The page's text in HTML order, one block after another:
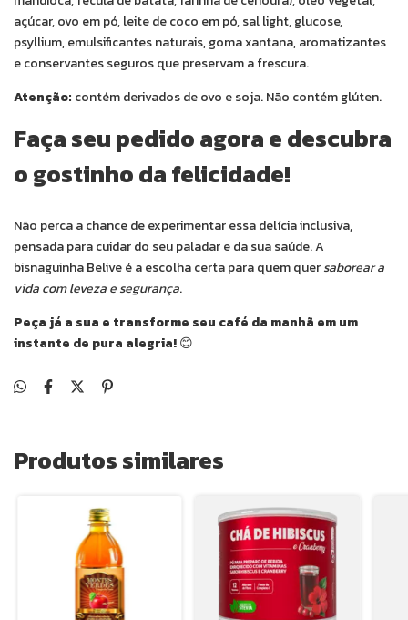
açúcar, ovo em pó, leite de coco em pó, sal light, glucose,
psyllium, emulsificantes naturais, goma xantana, aromatizantes
e conservantes seguros que preservam a frescura.
Atenção: contém derivados de ovo e soja. Não contém glúten.
Faça seu pedido agora e descubra
o gostinho da felicidade!
Não perca a chance de experimentar essa delícia inclusiva,
pensada para cuidar do seu paladar e da sua saúde. A
bisnaguinha Belive é a escolha certa para quem quersaborear a
vida com leveza e segurança.
Peça já a sua e transforme seu café da manhã em um
instante de pura alegria!😊
Produtos similares